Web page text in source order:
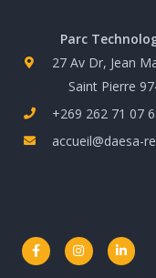
Parc
27 Av Dr, Jean
Saint Pierre
+269 262 71 07
accueil@daesa-